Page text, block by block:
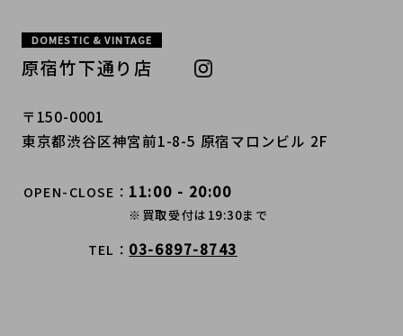
DOMESTIC & VINTAGE
原宿竹下通り店
〒150-0001
東京都渋谷区神宮前1-8-5 原宿マロンビル 2F
OPEN-CLOSE 11:00 - 20:00
※買取受付は19:30まで
TEL 03-6897-8743